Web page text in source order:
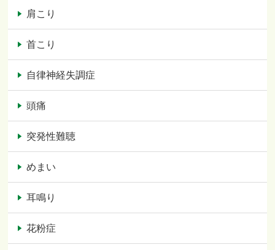
肩こり
首こり
自律神経失調症
頭痛
突発性難聴
めまい
耳鳴り
花粉症